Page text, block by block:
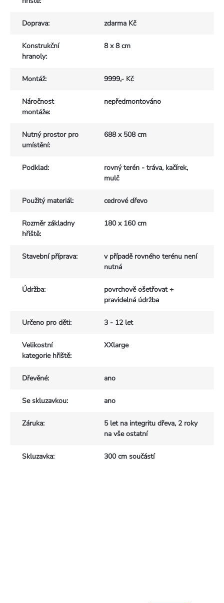
Doprava: zdarma Kč
Konstrukční
hranoly:
8 x 8 cm
Montáž: 9999,- Kč
Náročnost
montáže:
nepředmontováno
Nutný prostor pro
umístění:
688 x 508 cm
Podklad:
rovný terén - tráva, kačírek,
mulč
Použitý materiál: cedrové dřevo
Rozměr základny
hřiště:
180 x 160 cm
Stavební příprava:
v případě rovného terénu není
nutná
Údržba:
povrchově ošetřovat +
pravidelná údržba
Určeno pro děti: 3 - 12 let
Velikostní
kategorie hřiště:
XXlarge
Dřevěné: ano
Se skluzavkou: ano
Záruka:
5 let na integritu dřeva, 2 roky
na vše ostatní
Skluzavka: 300 cm součástí